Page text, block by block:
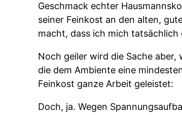
Geschmack echter
seiner Feinkost an den alten,
macht, dass ich mich
Noch geiler wird die Sache
die dem Ambiente eine
Feinkost ganze Arbeit geleistet:
Doch, ja. Wegen